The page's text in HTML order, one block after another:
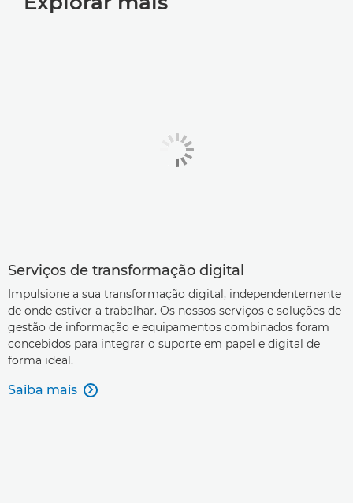
Serviços de transformação digital
Impulsione a sua transformação digital, independentemente
de onde estiver a trabalhar. Os nossos serviços e soluções de
gestão de informação e equipamentos combinados foram
concebidos para integrar o suporte em papel e digital de
forma ideal.
Saiba mais 